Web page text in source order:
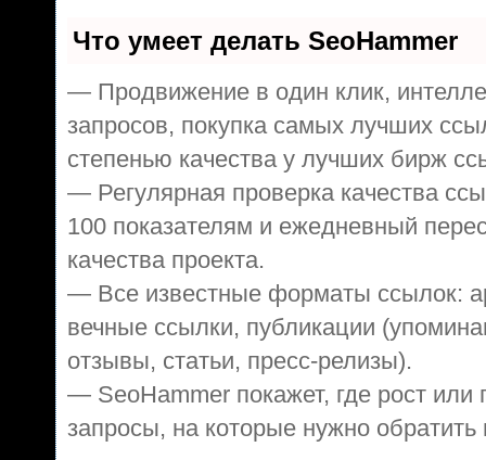
Что умеет делать SeoHammer
— Продвижение в один клик,
запросов, покупка самых лучших
степенью качества у лучших бирж
— Регулярная проверка качества
100 показателям и ежедневный
качества проекта.
— Все известные форматы ссылок:
вечные ссылки, публикации
отзывы, статьи, пресс-релизы).
— SeoHammer покажет, где рост или
запросы, на которые нужно